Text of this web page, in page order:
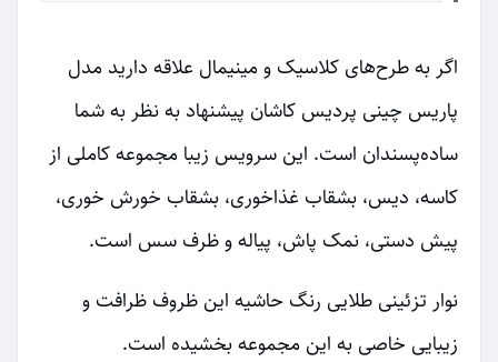
اگر به طرح‌های کلاسیک و مینیمال علاقه دارید مدل
پاریس چینی پردیس کاشان پیشنهاد به نظر به شما
ساده‌پسندان است. این سرویس زیبا مجموعه کاملی از
کاسه، دیس، بشقاب غذاخوری، بشقاب خورش خوری،
پیش دستی، نمک پاش، پیاله و ظرف سس است.
نوار تزئینی طلایی رنگ حاشیه این ظروف ظرافت و
زیبایی خاصی به این مجموعه بخشیده است.